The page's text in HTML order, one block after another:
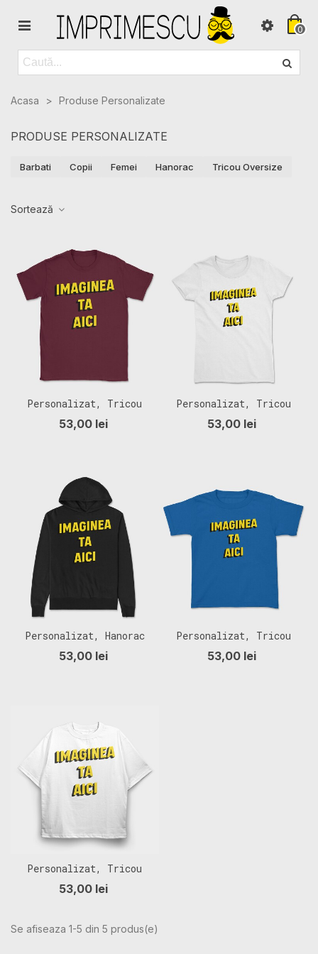
0
Acasa > Produse Personalizate
PRODUSE PERSONALIZATE
Barbati Copii Femei Hanorac Tricou Oversize
Sortează
Personalizat, Tricou
Barbati (Unisex)
53,00 lei
Personalizat, Tricou
Femei
53,00 lei
Personalizat, Hanorac
Oversize Barbati
(Unisex)
53,00 lei
Personalizat, Tricou
Copii
53,00 lei
Personalizat, Tricou
Oversize Barbati
(Unisex)
53,00 lei
Se afiseaza 1-5 din 5 produs(e)